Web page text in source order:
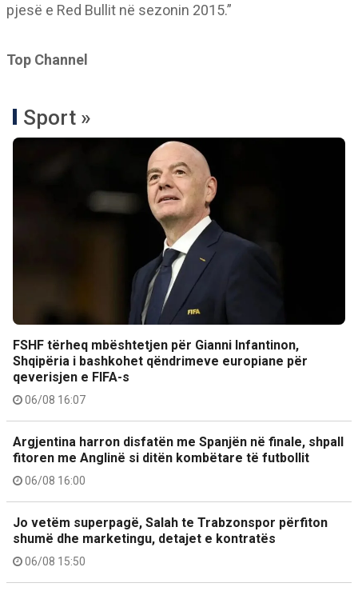
pjesë e Red Bullit në sezonin 2015.”
Top Channel
Sport »
FSHF tërheq mbështetjen për Gianni Infantinon,
Shqipëria i bashkohet qëndrimeve europiane për
qeverisjen e FIFA-s
06/08 16:07
Argjentina harron disfatën me Spanjën në finale, shpall
fitoren me Anglinë si ditën kombëtare të futbollit
06/08 16:00
Jo vetëm superpagë, Salah te Trabzonspor përfiton
shumë dhe marketingu, detajet e kontratës
06/08 15:50